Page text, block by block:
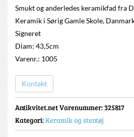
Smukt og anderledes keramikfad fra
Keramik i Sørig Gamle Skole,
Signeret
Diam: 43,5cm
Varenr.: 1005
Kontakt
Antikvitet.net Varenummer: 325817
Kategori:Keramik og stentøj